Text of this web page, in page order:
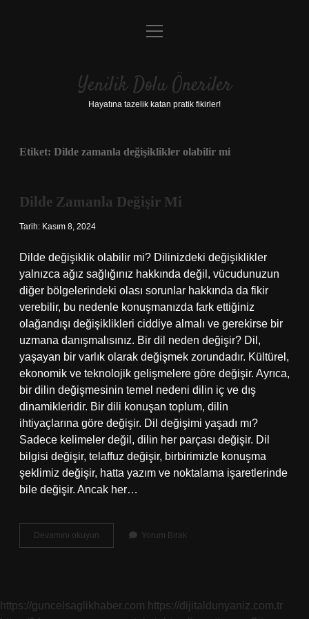
Anasayfa
Yasal Uyarı
menüyü
Yenilik Dolu Öneriler
Hayatına tazelik katan pratik fikirler!
Etiket: Dilde zamanla değişiklikler olabilir mi
Dilde Zamanla Değişir Mi
Tarih: Kasım 8, 2024
Dilde değişiklik olabilir mi? Dilinizdeki değişiklikler
yalnızca ağız sağlığınız hakkında değil, vücudunuzun
diğer bölgelerindeki olası sorunlar hakkında da fikir
verebilir, bu nedenle konuşmanızda fark ettiğiniz
olağandışı değişiklikleri ciddiye almalı ve gerekirse bir
uzmana danışmalısınız. Bir dil neden değişir? Dil,
yaşayan bir varlık olarak değişmek zorundadır. Kültürel,
ekonomik ve teknolojik gelişmelere göre değişir. Ayrıca,
bir dilin değişmesinin temel nedeni dilin iç ve dış
dinamikleridir. Bir dili konuşan toplum, dilin
ihtiyaçlarına göre değişir. Dil değişimi yaşadı mı?
Sadece kelimeler değil, dilin her parçası değişir. Dil
bilgisi değişir, telaffuz değişir, birbirimizle konuşma
şeklimiz değişir, hatta yazım ve noktalama işaretlerinde
bile değişir. Ancak her…
Devamını okuyun
Zamanla
Yorum Bırak
https://guncelsaglikhaber.com https://dijitaldunyaniz.com.tr